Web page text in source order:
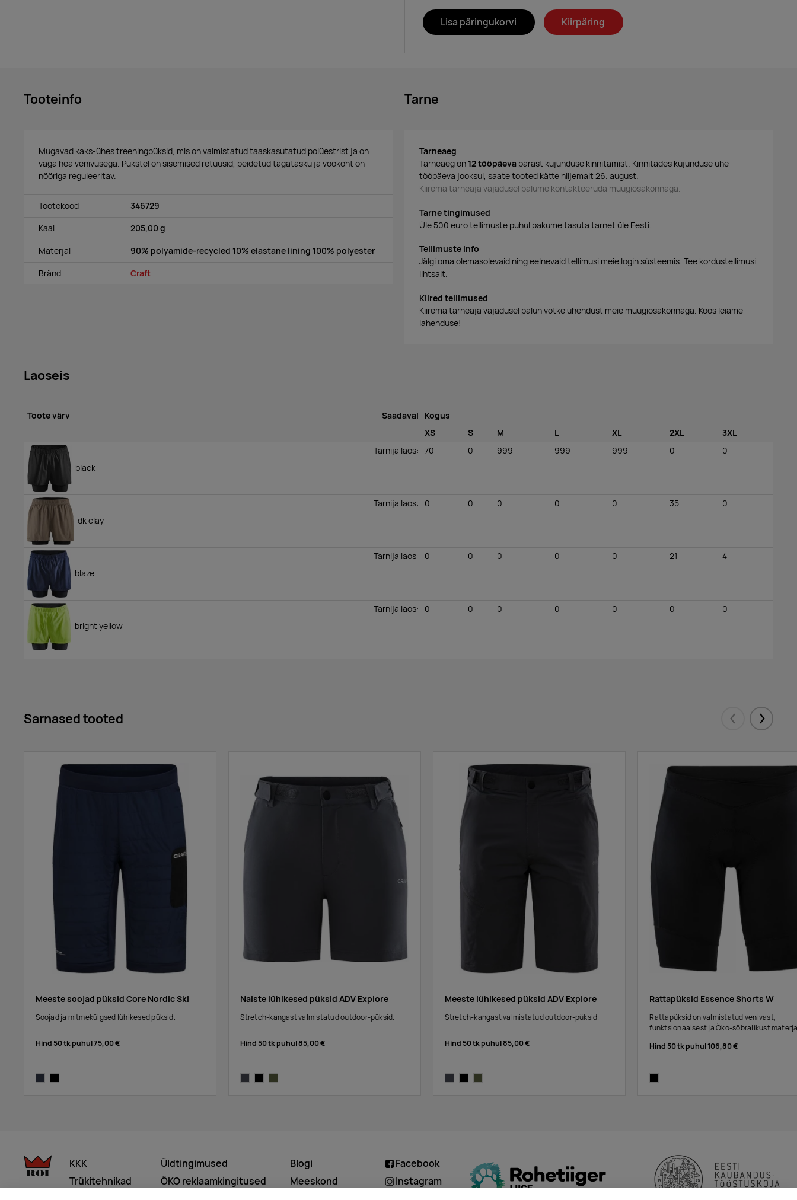
Lisa päringukorvi Kiirpäring
Tooteinfo
Mugavad kaks-ühes treeningpüksid, mis on valmistatud taaskasutatud polüestrist ja on
väga hea venivusega. Pükstel on sisemised retuusid, peidetud tagatasku ja vöökoht on
nööriga reguleeritav.
Tootekood 346729
Kaal 205,00 g
Materjal 90% polyamide-recycled 10% elastane lining 100% polyester
Bränd Craft
Tarne
Tarneaeg
Tarneaeg on 12 tööpäeva pärast kujunduse kinnitamist. Kinnitades kujunduse ühe
tööpäeva jooksul, saate tooted kätte hiljemalt 26. august.
Kiirema tarneaja vajadusel palume kontakteeruda müügiosakonnaga.
Tarne tingimused
Üle 500 euro tellimuste puhul pakume tasuta tarnet üle Eesti.
Tellimuste info
Jälgi oma olemasolevaid ning eelnevaid tellimusi meie login süsteemis. Tee kordustellimusi
lihtsalt.
Kiired tellimused
Kiirema tarneaja vajadusel palun võtke ühendust meie müügiosakonnaga. Koos leiame
lahenduse!
Laoseis
Toote värv Saadaval
Kogus
XS
S M L XL 2XL 3XL
black
Tarnija laos: 70 0 999 999 999 0 0
dk clay
Tarnija laos: 0 0 0 0 0 35 0
blaze
Tarnija laos: 0 0 0 0 0 21 4
bright yellow
Tarnija laos: 0 0 0 0 0 0 0
Sarnased tooted Eelmised
Meeste soojad püksid Core Nordic Ski
Soojad ja mitmekülgsed lühikesed püksid.
Hind 50 tk puhul75,00 €
Naiste lühikesed püksid ADV Explore
Stretch-kangast valmistatud outdoor-püksid.
Hind 50 tk puhul85,00 €
Meeste lühikesed püksid ADV Explore
Stretch-kangast valmistatud outdoor-püksid.
Hind 50 tk puhul85,00 €
Rattapüksid Essence Shorts W
Rattapüksid on valmistatud venivast,
funktsionaalsest ja Öko-sõbralikust
Hind 50 tk puhul106,80 €
KKK
Trükitehnikad
Üldtingimused
ÖKO reklaamkingitused
Blogi
Meeskond
Facebook
Instagram